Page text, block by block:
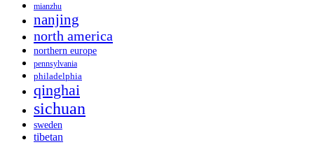
mianzhu
nanjing
north america
northern europe
pennsylvania
philadelphia
qinghai
sichuan
sweden
tibetan